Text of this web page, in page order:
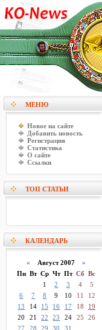
МЕНЮ
Новое на сайте
Добавить новость
Регистрация
Статистика
О сайте
Ссылки
ТОП СТАТЬИ
КАЛЕНДАРЬ
« Август 2007 »
Пн Вт Ср Чт Пт Сб Вс
1
2 3 4
5
6
7 8 9 10 11
12
13
14 15 16 17 18
19
20
21 22 23 24 25
26
27
28 29 30 31